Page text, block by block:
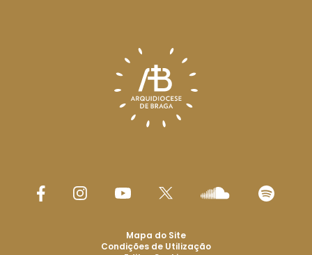
Mapa do Site
Condições de Utilização